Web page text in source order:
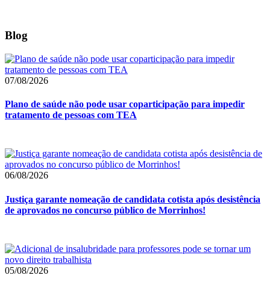
Blog
07/08/2026
Plano de saúde não pode usar coparticipação para impedir
tratamento de pessoas com TEA
06/08/2026
Justiça garante nomeação de candidata cotista após desistência
de aprovados no concurso público de Morrinhos!
05/08/2026